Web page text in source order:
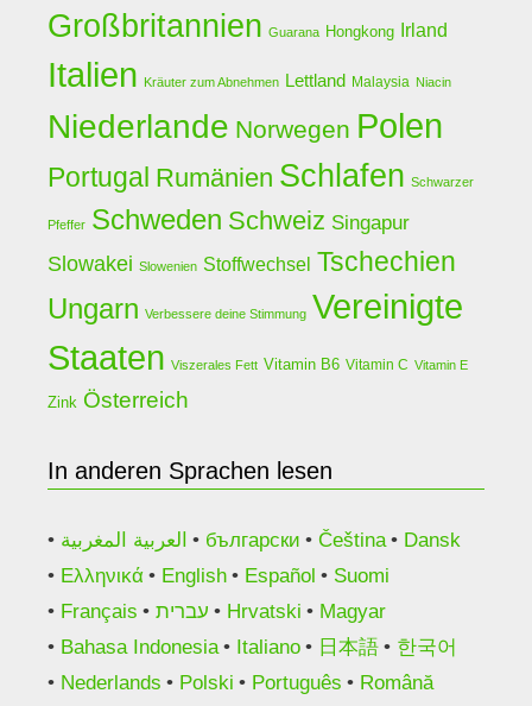
Großbritannien Guarana Hongkong Irland
Italien Kräuter zum Abnehmen Lettland Malaysia Niacin
Niederlande Norwegen Polen
Portugal Rumänien Schlafen Schwarzer
Pfeffer Schweden Schweiz Singapur
Slowakei Slowenien Stoffwechsel Tschechien
Ungarn Verbessere deine Stimmung Vereinigte
Staaten Viszerales Fett Vitamin B6 Vitamin C Vitamin E
Zink Österreich
In anderen Sprachen lesen
العربية المغربية български Čeština
Dansk
Ελληνικά
English Español
Suomi
Français
עברית Hrvatski
Magyar
Bahasa Indonesia
Italiano 日本語
한국어
Nederlands
Polski Português
Română